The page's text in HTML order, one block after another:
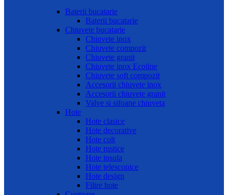
Baterii bucatarie
Baterii bucatarie
Chiuvete bucatarie
Chiuvete inox
Chiuvete compozit
Chiuvete granit
Chiuvete inox Ecoline
Chiuvete soft compozit
Accesorii chiuvete inox
Accesorii chiuvete granit
Valve si sifoane chiuveta
Hote
Hote clasice
Hote decorative
Hote colt
Hote rustice
Hote insula
Hote telescopice
Hote design
Filtre hote